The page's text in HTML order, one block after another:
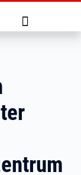
Anmelden